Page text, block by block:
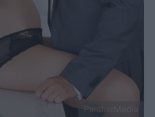
PantherMedia